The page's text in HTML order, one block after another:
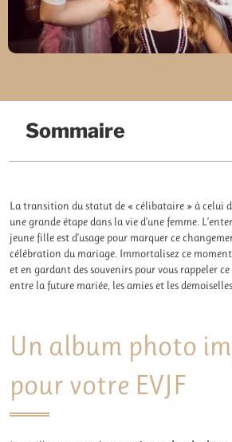
Sommaire
La transition du statut de « célibataire » à celui
une grande étape dans la vie d’une femme.
jeune fille est d’usage pour marquer ce
célébration du mariage. Immortalisez ce
et en gardant des souvenirs pour vous rappeler
entre la future mariée, les amies et les
Un album photo
pour votre EVJF